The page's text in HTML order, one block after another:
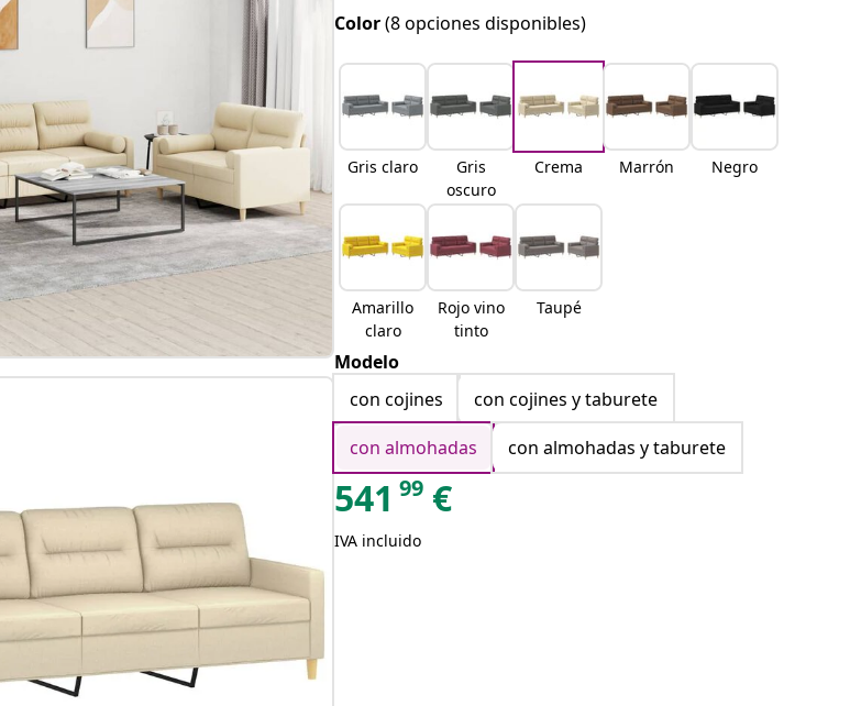
Color(8 opciones disponibles)
Gris claro
Gris
oscuro
Crema Marrón Negro
Amarillo
claro
Rojo vino
tinto
Taupé
Modelo
con cojines
con cojines y taburete
con almohadas
con almohadas y taburete
541 99 €
IVA incluido